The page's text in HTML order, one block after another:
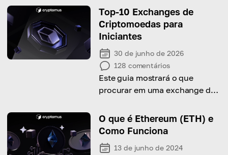
guia irá ajudá-lo!
Top-10 Exchanges de
Criptomoedas para
Iniciantes
30 de junho de 2026
128 comentários
Este guia mostrará o que
procurar em uma exchange de
algumas das melhores opções!
O que é Ethereum (ETH) e
Como Funciona
13 de junho de 2024